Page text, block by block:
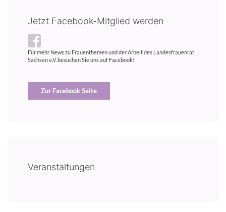
Jetzt Facebook-Mitglied werden
Für mehr News zu Frauenthemen und der Arbeit des Landesfrauenrat
Sachsen e.V. besuchen Sie uns auf Facebook!
Zur Facebook Seite
Veranstaltungen